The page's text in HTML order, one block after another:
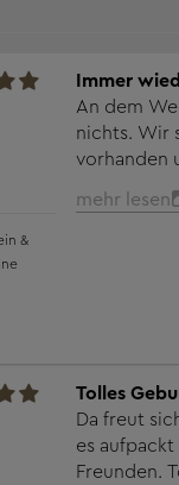
Immer
An dem
nichts. Wir
vorhanden
wird
mehr lesen
&
Tolles
Da freut
es
Freunden.